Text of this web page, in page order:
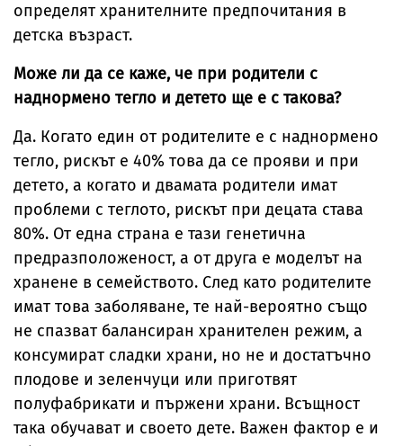
определят хранителните предпочитания в
детска възраст.
Може ли да се каже, че при родители с
наднормено тегло и детето ще е с такова?
Да. Когато един от родителите е с наднормено
тегло, рискът е 40% това да се прояви и при
детето, а когато и двамата родители имат
проблеми с теглото, рискът при децата става
80%. От една страна е тази генетична
предразположеност, а от друга е моделът на
хранене в семейството. След като родителите
имат това заболяване, те най-вероятно също
не спазват балансиран хранителен режим, а
консумират сладки храни, но не и достатъчно
плодове и зеленчуци или приготвят
полуфабрикати и пържени храни. Всъщност
така обучават и своето дете. Важен фактор е и